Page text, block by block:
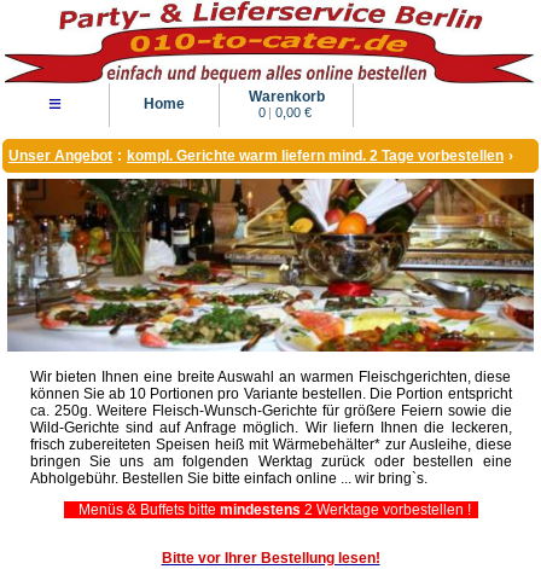
≡ Home Warenkorb
0 | 0,00 €
Unser Angebot : kompl. Gerichte warm liefern mind. 2 Tage vorbestellen ›
Wir bieten Ihnen eine breite Auswahl an warmen Fleischgerichten, diese
können Sie ab 10 Portionen pro Variante bestellen. Die Portion entspricht
ca. 250g. Weitere Fleisch-Wunsch-Gerichte für größere Feiern sowie die
Wild-Gerichte sind auf Anfrage möglich. Wir liefern Ihnen die leckeren,
frisch zubereiteten Speisen heiß mit Wärmebehälter* zur Ausleihe, diese
bringen Sie uns am folgenden Werktag zurück oder bestellen eine
Abholgebühr. Bestellen Sie bitte einfach online ... wir bring`s.
Menüs & Buffets bitte mindestens 2 Werktage vorbestellen !
Bitte vor Ihrer Bestellung lesen!